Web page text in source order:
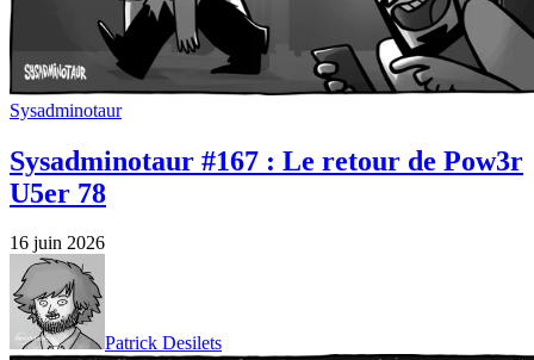
Sysadminotaur
Sysadminotaur #167 : Le retour de Pow3r
U5er 78
16 juin 2026
Patrick Desilets